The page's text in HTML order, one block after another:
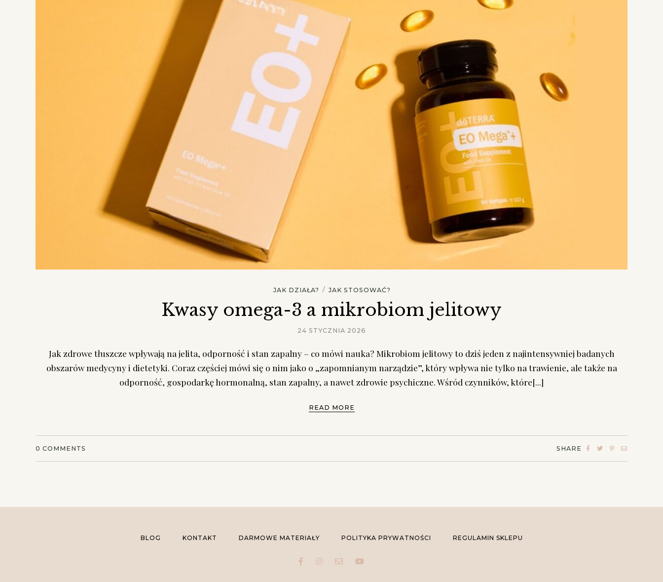
JAK DZIAŁA? / JAK STOSOWAĆ?
Kwasy omega-3 a mikrobiom jelitowy
24 STYCZNIA 2026
Jak zdrowe tłuszcze wpływają na jelita, odporność i stan zapalny – co mówi nauka? Mikrobiom jelitowy to dziś jeden z najintensywniej badanych
obszarów medycyny i dietetyki. Coraz częściej mówi się o nim jako o „zapomnianym narządzie”, który wpływa nie tylko na trawienie, ale także na
odporność, gospodarkę hormonalną, stan zapalny, a nawet zdrowie psychiczne. Wśród czynników, które[...]
READ MORE
0 COMMENTS SHARE
BLOG KONTAKT DARMOWE MATERIAŁY POLITYKA PRYWATNOŚCI REGULAMIN SKLEPU